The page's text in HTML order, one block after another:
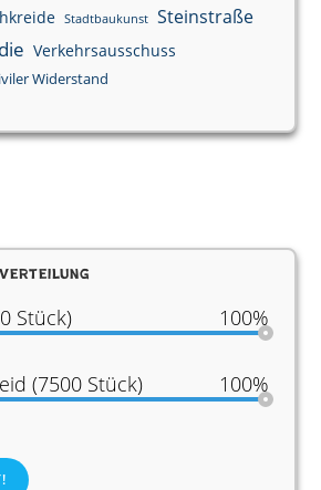
Stadtbaukunst Steinstraße
Verkehrsausschuss
Widerstand
Stück) 100%
(7500 Stück) 100%